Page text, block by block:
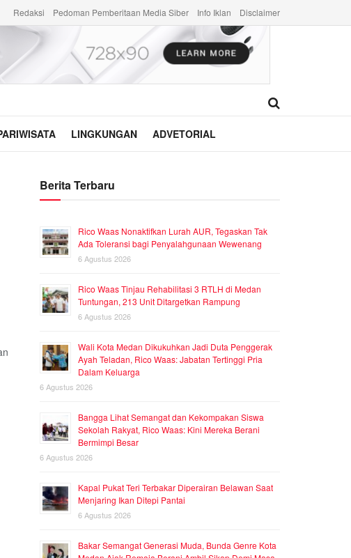
Redaksi Pedoman Pemberitaan Media Siber Info Iklan Disclaimer
LINGKUNGAN ADVETORIAL
Berita Terbaru
Rico Waas Nonaktifkan Lurah AUR, Tegaskan Tak
Ada Toleransi bagi Penyalahgunaan Wewenang
6 Agustus 2026
Rico Waas Tinjau Rehabilitasi 3 RTLH di Medan
Tuntungan, 213 Unit Ditargetkan Rampung
6 Agustus 2026
Wali Kota Medan Dikukuhkan Jadi Duta Penggerak
Ayah Teladan, Rico Waas: Jabatan Tertinggi Pria
Dalam Keluarga
6 Agustus 2026
Bangga Lihat Semangat dan Kekompakan Siswa
Sekolah Rakyat, Rico Waas: Kini Mereka Berani
Bermimpi Besar
6 Agustus 2026
Kapal Pukat Teri Terbakar Diperairan Belawan Saat
Menjaring Ikan Ditepi Pantai
6 Agustus 2026
Bakar Semangat Generasi Muda, Bunda Genre Kota